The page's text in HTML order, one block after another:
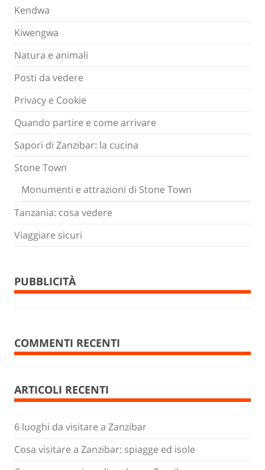
Kendwa
Kiwengwa
Natura e animali
Posti da vedere
Privacy e Cookie
Quando partire e come arrivare
Sapori di Zanzibar: la cucina
Stone Town
Monumenti e attrazioni di Stone Town
Tanzania: cosa vedere
Viaggiare sicuri
PUBBLICITÀ
COMMENTI RECENTI
ARTICOLI RECENTI
6 luoghi da visitare a Zanzibar
Cosa visitare a Zanzibar: spiagge ed isole